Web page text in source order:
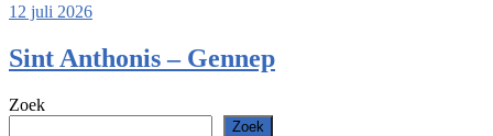
12 juli 2026
Sint Anthonis – Gennep
Zoek
Zoek